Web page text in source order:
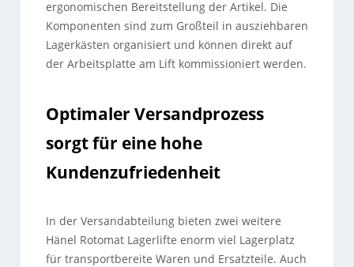
ergonomischen Bereitstellung der Artikel. Die
Komponenten sind zum Großteil in ausziehbaren
Lagerkästen organisiert und können direkt auf
der Arbeitsplatte am Lift kommissioniert werden.
Optimaler Versandprozess
sorgt für eine hohe
Kundenzufriedenheit
In der Versandabteilung bieten zwei weitere
Hänel Rotomat Lagerlifte enorm viel Lagerplatz
für transportbereite Waren und Ersatzteile. Auch